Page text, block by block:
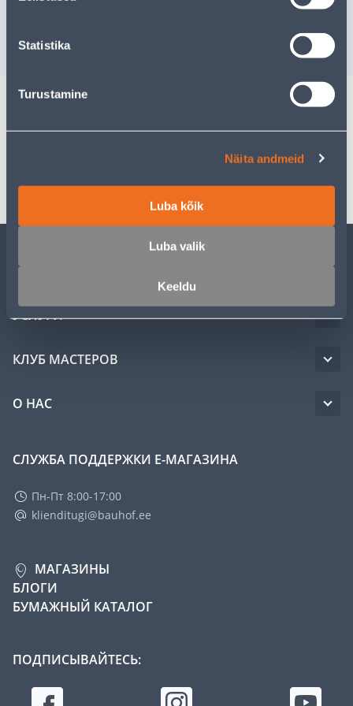
Statistika
Turustamine
Näita andmeid
Luba kõik
Luba valik
Keeldu
.00 €
Спецификация
ОБСЛУЖИВАНИЕ ЧАСТНЫХ КЛИЕНТОВ
УСЛУГИ
КЛУБ МАСТЕРОВ
О НАС
СЛУЖБА ПОДДЕРЖКИ Е-МАГАЗИНА
Пн-Пт 8:00-17:00
klienditugi@bauhof.ee
МАГАЗИНЫ
БЛОГИ
БУМАЖНЫЙ КАТАЛОГ
ПОДПИСЫВАЙТЕСЬ: